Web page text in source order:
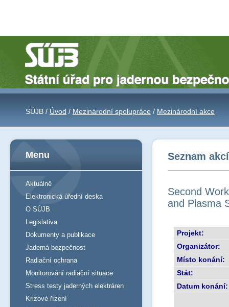
SÚJB / Úvod / Mezinárodní spolupráce / Mezinárodní akce
Seznam
Second
and Plasma
Projekt:
Organizátor:
Místo konání:
Stát:
Datum konání:
Menu
Aktuálně
Elektronická úřední deska
O SÚJB
Legislativa
Dokumenty a publikace
Jaderná bezpečnost
Radiační ochrana
Monitorování radiační situace
Stress testy jaderných elektráren
Krizové řízení